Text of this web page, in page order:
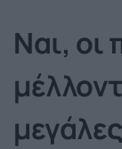
Ναι, οι